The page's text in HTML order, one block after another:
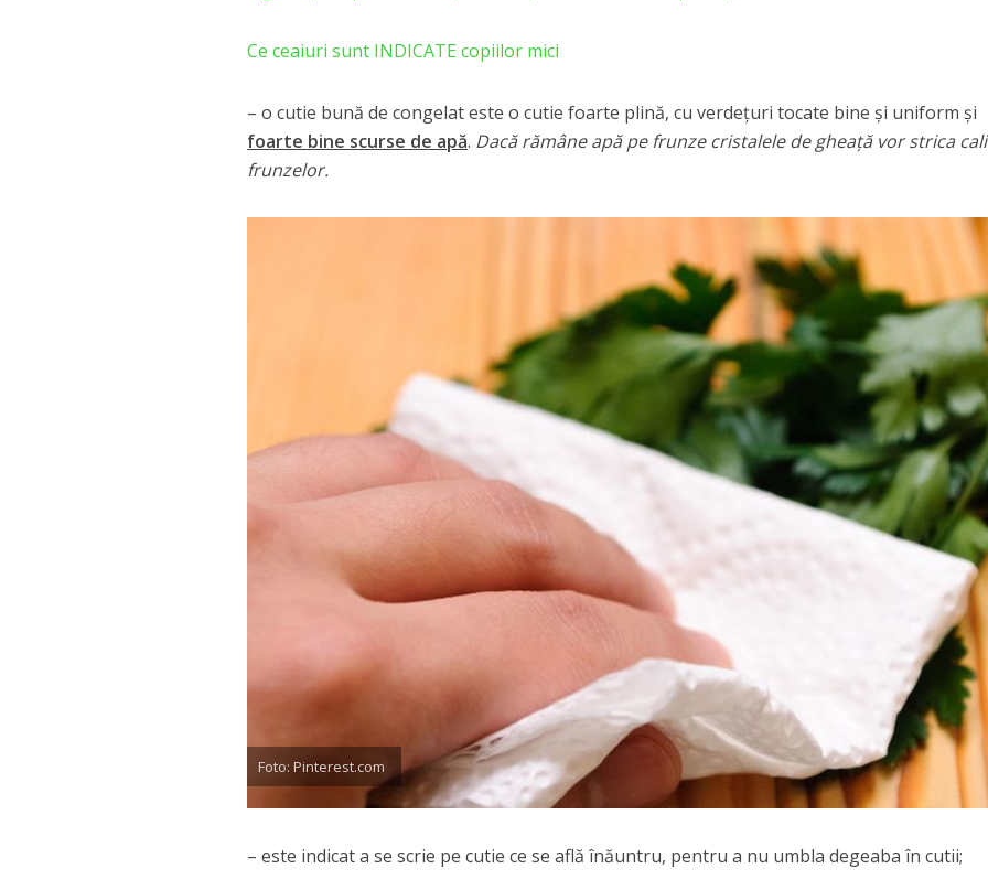
Ce ceaiuri sunt INDICATE copiilor mici
– o cutie bună de congelat este o cutie foarte plină, cu verdeţuri tocate bine şi uniform şi
foarte bine scurse de apă. Dacă rămâne apă pe frunze cristalele de gheaţă vor strica
frunzelor.
Foto: Pinterest.com
– este indicat a se scrie pe cutie ce se află înăuntru, pentru a nu umbla degeaba în cutii;